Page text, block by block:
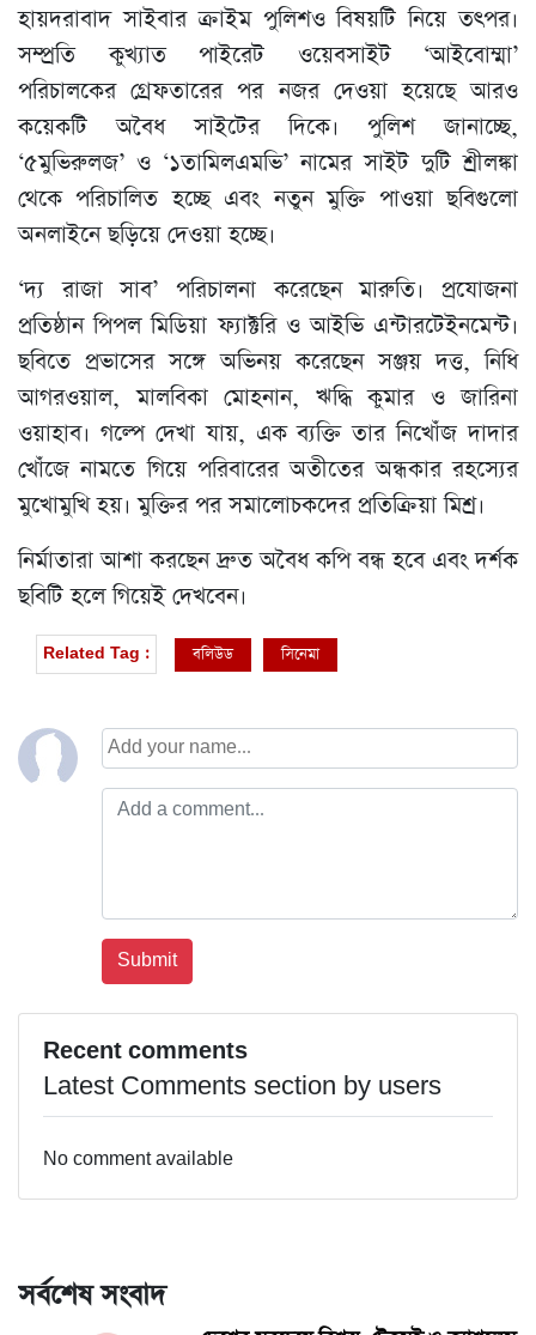
হায়দরাবাদ সাইবার ক্রাইম পুলিশও বিষয়টি নিয়ে তৎপর।
সম্প্রতি কুখ্যাত পাইরেট ওয়েবসাইট ‘আইবোম্মা’
পরিচালকের গ্রেফতারের পর নজর দেওয়া হয়েছে আরও
কয়েকটি অবৈধ সাইটের দিকে। পুলিশ জানাচ্ছে,
‘৫মুভিরুলজ’ ও ‘১তামিলএমভি’ নামের সাইট দুটি শ্রীলঙ্কা
থেকে পরিচালিত হচ্ছে এবং নতুন মুক্তি পাওয়া ছবিগুলো
অনলাইনে ছড়িয়ে দেওয়া হচ্ছে।
‘দ্য রাজা সাব’ পরিচালনা করেছেন মারুতি। প্রযোজনা
প্রতিষ্ঠান পিপল মিডিয়া ফ্যাক্টরি ও আইভি এন্টারটেইনমেন্ট।
ছবিতে প্রভাসের সঙ্গে অভিনয় করেছেন সঞ্জয় দত্ত, নিধি
আগরওয়াল, মালবিকা মোহনান, ঋদ্ধি কুমার ও জারিনা
ওয়াহাব। গল্পে দেখা যায়, এক ব্যক্তি তার নিখোঁজ দাদার
খোঁজে নামতে গিয়ে পরিবারের অতীতের অন্ধকার রহস্যের
মুখোমুখি হয়। মুক্তির পর সমালোচকদের প্রতিক্রিয়া মিশ্র।
নির্মাতারা আশা করছেন দ্রুত অবৈধ কপি বন্ধ হবে এবং দর্শক
ছবিটি হলে গিয়েই দেখবেন।
Related Tag : বলিউড সিনেমা
Recent comments
Latest Comments section by users
No comment available
সর্বশেষ সংবাদ